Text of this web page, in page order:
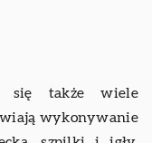
się także wiele
wykonywanie